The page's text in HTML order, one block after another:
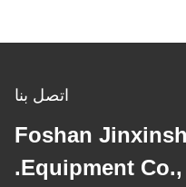
اتصل بنا
Foshan
Equipment Co.,